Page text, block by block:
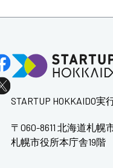
STARTUP HOKKAIDO実
〒060-8611 北海道札幌
札幌市役所本庁舎19